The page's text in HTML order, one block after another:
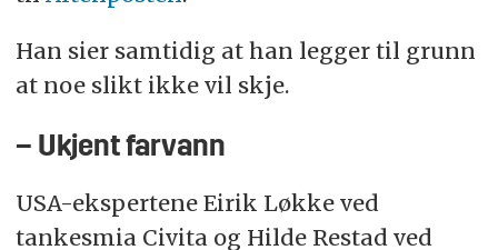
Han sier samtidig at han legger til grunn
at noe slikt ikke vil skje.
– Ukjent farvann
USA-ekspertene Eirik Løkke ved
tankesmia Civita og Hilde Restad ved